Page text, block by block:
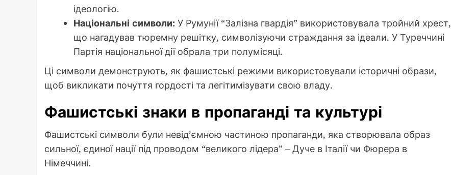
ідеологію.
Національні символи: У Румунії “Залізна гвардія” використовувала тройний хрест,
що нагадував тюремну решітку, символізуючи страждання за ідеали. У Туреччині
Партія національної дії обрала три полумісяці.
Ці символи демонструють, як фашистські режими використовували історичні образи,
щоб викликати почуття гордості та легітимізувати свою владу.
Фашистські знаки в пропаганді та культурі
Фашистські символи були невід’ємною частиною пропаганди, яка створювала образ
сильної, єдиної нації під проводом “великого лідера” – Дуче в Італії чи Фюрера в
Німеччині.